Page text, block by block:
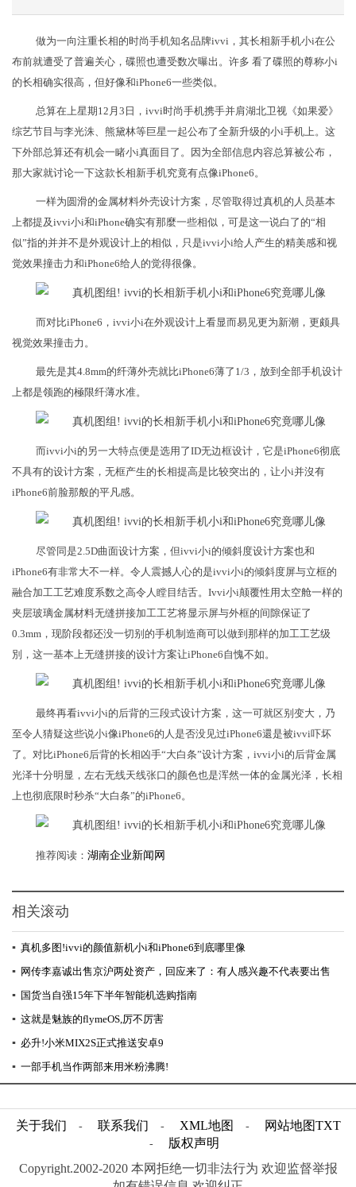
做为一向注重长相的时尚手机知名品牌ivvi，其长相新手机小i在公
布前就遭受了普遍关心，碟照也遭受数次曝出。许多 看了碟照的尊称小i
的长相确实很高，但好像和iPhone6一些类似。
总算在上星期12月3日，ivvi时尚手机携手并肩湖北卫视《如果爱》
综艺节目与李光洙、熊黛林等巨星一起公布了全新升级的小i手机上。这
下外部总算还有机会一睹小i真面目了。因为全部信息内容总算被公布，
那大家就讨论一下这款长相新手机究竟有点像iPhone6。
一样为圆滑的金属材料外壳设计方案，尽管取得过真机的人员基本
上都提及ivvi小i和iPhone确实有那麼一些相似，可是这一说白了的“相
似”指的并并不是外观设计上的相似，只是ivvi小i给人产生的精美感和视
觉效果撞击力和iPhone6给人的觉得很像。
而对比iPhone6，ivvi小i在外观设计上看显而易见更为新潮，更颇具
视觉效果撞击力。
最先是其4.8mm的纤薄外壳就比iPhone6薄了1/3，放到全部手机设计
上都是领跑的極限纤薄水准。
而ivvi小i的另一大特点便是选用了ID无边框设计，它是iPhone6彻底
不具有的设计方案，无框产生的长相提高是比较突出的，让小i并沒有
iPhone6前脸那般的平凡感。
尽管同是2.5D曲面设计方案，但ivvi小i的倾斜度设计方案也和
iPhone6有非常大不一样。令人震撼人心的是ivvi小i的倾斜度屏与立框的
融合加工工艺难度系数之高令人瞠目结舌。Ivvi小i颠覆性用太空舱一样的
夹层玻璃金属材料无缝拼接加工工艺将显示屏与外框的间隙保证了
0.3mm，现阶段都还没一切别的手机制造商可以做到那样的加工工艺级
別，这一基本上无缝拼接的设计方案让iPhone6自愧不如。
最终再看ivvi小i的后背的三段式设计方案，这一可就区别变大，乃
至令人猜疑这些说小i像iPhone6的人是否没见过iPhone6還是被ivvi吓坏
了。对比iPhone6后背的长相凶手“大白条”设计方案，ivvi小i的后背金属
光泽十分明显，左右无线天线张口的颜色也是浑然一体的金属光泽，长相
上也彻底限时秒杀“大白条”的iPhone6。
推荐阅读： 湖南企业新闻网
相关滚动
▪ 真机多图!ivvi的颜值新机小i和iPhone6到底哪里像
▪ 网传李嘉诚出售京沪两处资产，回应来了：有人感兴趣不代表要出售
▪ 国货当自强15年下半年智能机选购指南
▪ 这就是魅族的flymeOS,厉不厉害
▪ 必升!小米MIX2S正式推送安卓9
▪ 一部手机当作两部来用米粉沸腾!
关于我们 - 联系我们 - XML地图 - 网站地图TXT
-
版权声明
Copyright.2002-2020 本网拒绝一切非法行为 欢迎监督举报